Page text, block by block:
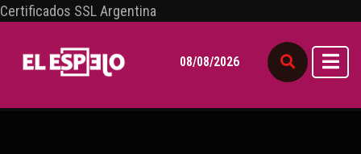
Certificados SSL Argentina
08/08/2026